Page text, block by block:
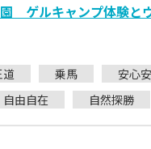
ゲルキャンプ体験と
道 乗馬 安心
自由自在 自然探勝